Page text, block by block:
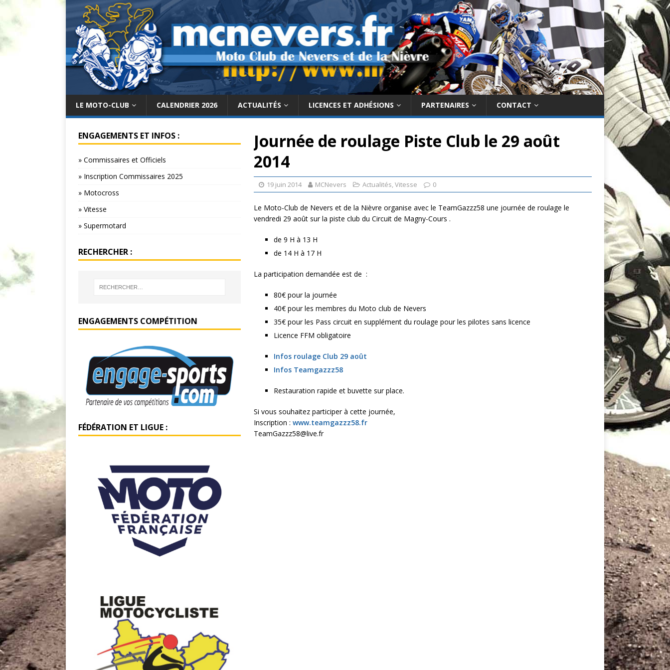
LE MOTO-CLUB CALENDRIER 2026 ACTUALITÉS LICENCES ET ADHÉSIONS PARTENAIRES CONTACT
Journée de roulage Piste Club le 29 août
2014
19 juin 2014 MCNevers Actualités,Vitesse 0
Le Moto-Club de Nevers et de la Nièvre organise avec le TeamGazzz58 une journée de roulage le
vendredi 29 août sur la piste club du Circuit de Magny-Cours .
de 9 H à 13 H
de 14 H à 17 H
La participation demandée est de :
80€ pour la journée
40€ pour les membres du Moto club de Nevers
35€ pour les Pass circuit en supplément du roulage pour les pilotes sans licence
Licence FFM obligatoire
Infos roulage Club 29 août
Infos Teamgazzz58
Restauration rapide et buvette sur place.
Si vous souhaitez participer à cette journée,
Inscription : www.teamgazzz58.fr
TeamGazzz58@live.fr
ENGAGEMENTS ET INFOS :
» Commissaires et Officiels
» Inscription Commissaires 2025
» Motocross
» Vitesse
» Supermotard
RECHERCHER :
ENGAGEMENTS COMPÉTITION
FÉDÉRATION ET LIGUE :